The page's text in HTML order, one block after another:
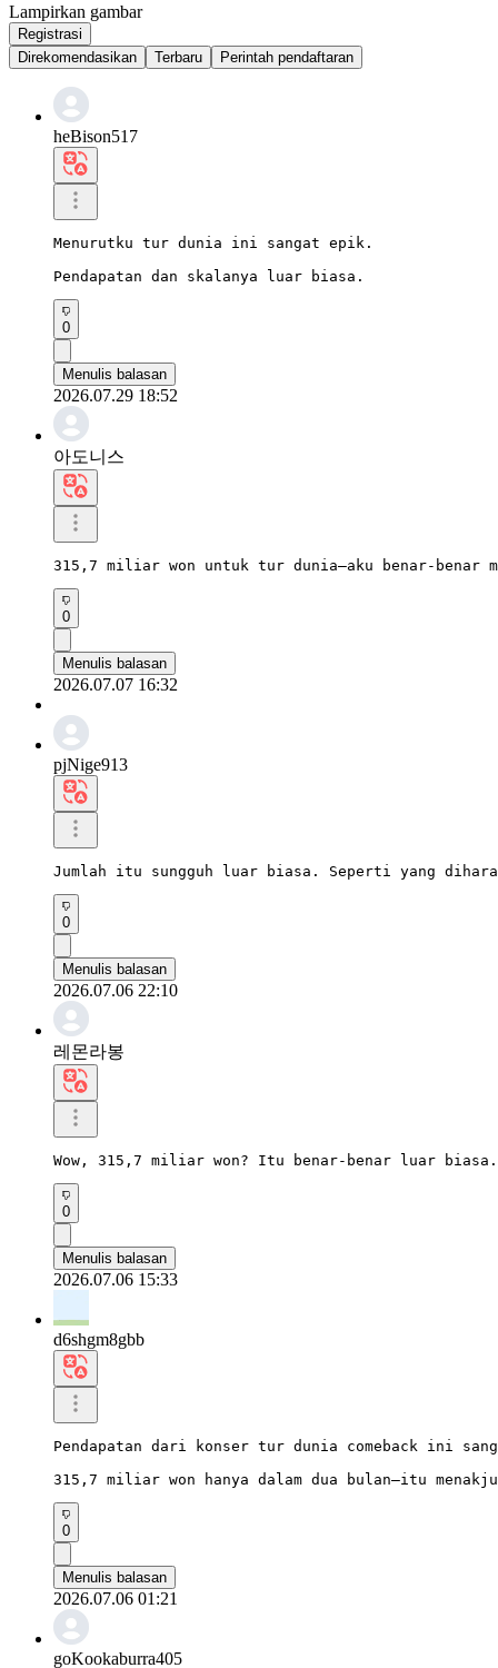
Lampirkan gambar
Registrasi
Direkomendasikan
Terbaru Perintah pendaftaran
heBison517
Menurutku tur dunia ini sangat epik.
Pendapatan dan skalanya luar biasa.
0
Menulis balasan
2026.07.29 18:52
아도니스
315,7 miliar won untuk tur dunia—aku benar-benar
0
Menulis balasan
2026.07.07 16:32
pjNige913
Jumlah itu sungguh luar biasa. Seperti yang
0
Menulis balasan
2026.07.06 22:10
레몬라봉
Wow, 315,7 miliar won? Itu benar-benar luar
0
Menulis balasan
2026.07.06 15:33
d6shgm8gbb
Pendapatan dari konser tur dunia comeback ini
315,7 miliar won hanya dalam dua bulan—itu
0
Menulis balasan
2026.07.06 01:21
goKookaburra405